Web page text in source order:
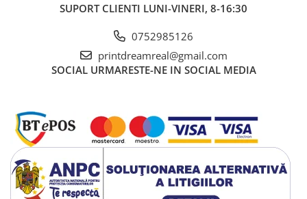
SUPORT CLIENTI LUNI-VINERI, 8-16:30
0752985126
printdreamreal@gmail.com
SOCIAL URMARESTE-NE IN SOCIAL MEDIA